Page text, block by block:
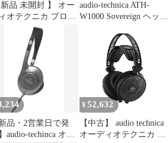
新品 未開封 】 オー
オテクニカ プロフ
ッショナルオープン
ックリファレンスヘ
ドホン ［φ3.5mm ミ
プラグ］ ATH-R70xa
使用 送料無料
audio-technica ATH-
W1000 Sovereign ヘッド
新品・2営業日で発
audio-techinca オー
¥ 52,632
【中古】 audio technica
オーディオテクニカ プ